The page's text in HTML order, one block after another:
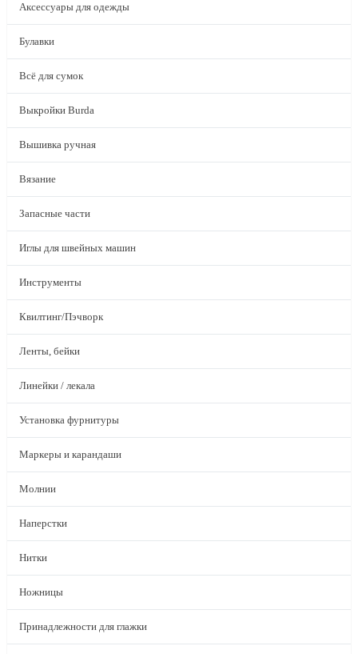
Аксессуары для одежды
Булавки
Всё для сумок
Выкройки Burda
Вышивка ручная
Вязание
Запасные части
Иглы для швейных машин
Инструменты
Квилтинг/Пэчворк
Ленты, бейки
Линейки / лекала
Установка фурнитуры
Маркеры и карандаши
Молнии
Наперстки
Нитки
Ножницы
Принадлежности для глажки